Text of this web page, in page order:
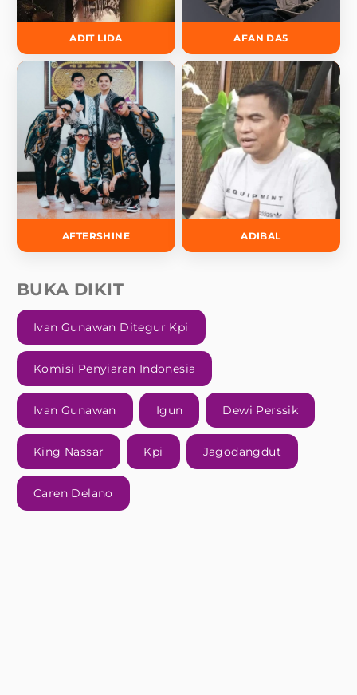
ADIT LIDA AFAN DA5
AFTERSHINE ADIBAL
BUKA DIKIT
Ivan Gunawan Ditegur Kpi
Komisi Penyiaran Indonesia
Ivan Gunawan Igun Dewi Perssik
King Nassar Kpi Jagodangdut
Caren Delano